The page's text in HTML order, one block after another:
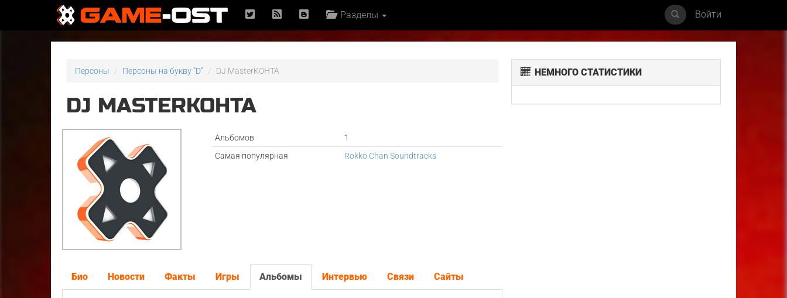
Разделы Войти
Персоны Персоны на букву "D" DJ MasterKOHTA
DJ MASTERKOHTA
Альбомов
1
Самая популярная
Rokko Chan Soundtracks
Био Новости Факты Игры Альбомы Интервью Связи Сайты
НЕМНОГО СТАТИСТИКИ